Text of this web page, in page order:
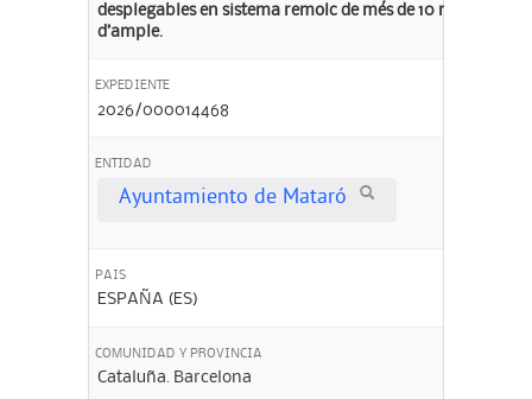
desplegables en sistema remolc de més de 10 m
d’ample.
EXPEDIENTE
2026/000014468
ENTIDAD
Ayuntamiento de Mataró
PAIS
ESPAÑA (ES)
COMUNIDAD Y PROVINCIA
Cataluña. Barcelona